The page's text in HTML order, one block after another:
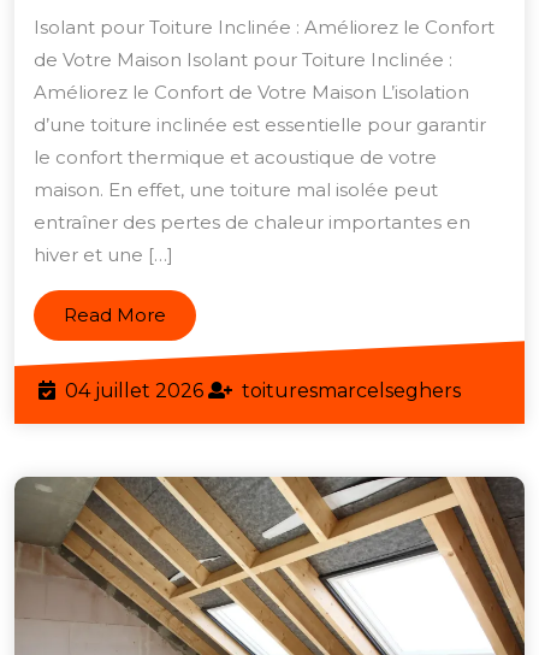
le
Bon
Isolant
pour
Votre
Toiture
Inclinée:
Solutions
Isolant pour Toiture Inclinée : Améliorez le Confort
de Votre Maison Isolant pour Toiture Inclinée :
Améliorez le Confort de Votre Maison L’isolation
d’une toiture inclinée est essentielle pour garantir
le confort thermique et acoustique de votre
maison. En effet, une toiture mal isolée peut
entraîner des pertes de chaleur importantes en
hiver et une […]
Read More Read
More
04 juillet 202604
juillet
toituresmarcelseghers